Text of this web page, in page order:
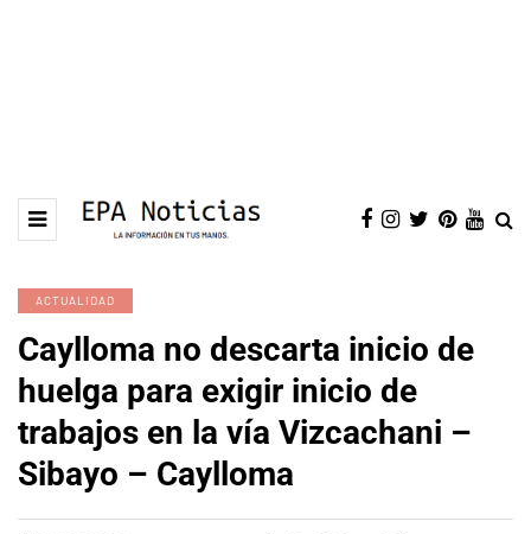
ACTUALIDAD
Caylloma no descarta inicio de
huelga para exigir inicio de
trabajos en la vía Vizcachani –
Sibayo – Caylloma